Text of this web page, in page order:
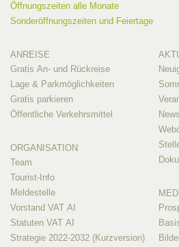
Öffnungszeiten alle Monate
Sonderöffnungszeiten und Feiertage
ANREISE
Gratis An- und Rückreise
Lage & Parkmöglichkeiten
Gratis parkieren
Öffentliche Verkehrsmittel
ORGANISATION
Team
Tourist-Info
Meldestelle
Vorstand VAT AI
Statuten VAT AI
Strategie 2022-2032 (Kurzversion)